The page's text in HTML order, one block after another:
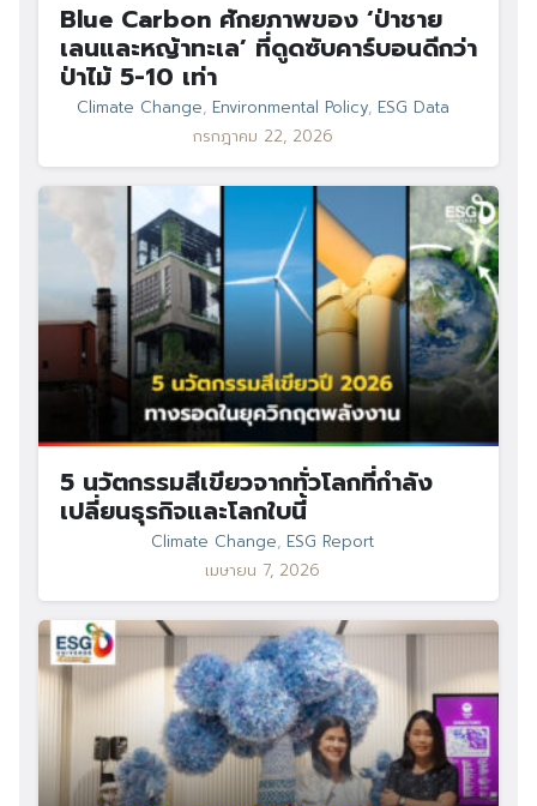
Blue Carbon ศักยภาพของ ‘ป่าชาย
เลนและหญ้าทะเล’ ที่ดูดซับคาร์บอนดีกว่า
ป่าไม้ 5-10 เท่า
Climate Change, Environmental Policy, ESG Data
กรกฎาคม 22, 2026
5 นวัตกรรมสีเขียวจากทั่วโลกที่กำลัง
เปลี่ยนธุรกิจและโลกใบนี้
Climate Change, ESG Report
เมษายน 7, 2026